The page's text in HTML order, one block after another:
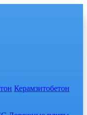
Керамзитобетон